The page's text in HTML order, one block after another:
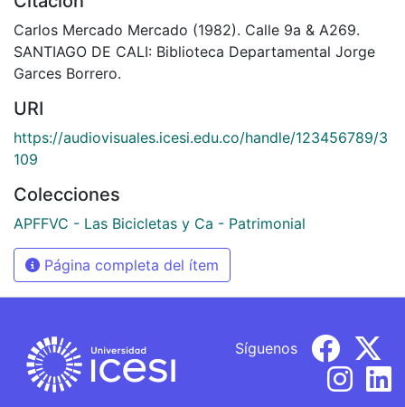
Carlos Mercado Mercado (1982). Calle 9a & A269.
SANTIAGO DE CALI: Biblioteca Departamental Jorge
Garces Borrero.
URI
https://audiovisuales.icesi.edu.co/handle/123456789/3
109
Colecciones
APFFVC - Las Bicicletas y Ca - Patrimonial
Página completa del ítem
Síguenos